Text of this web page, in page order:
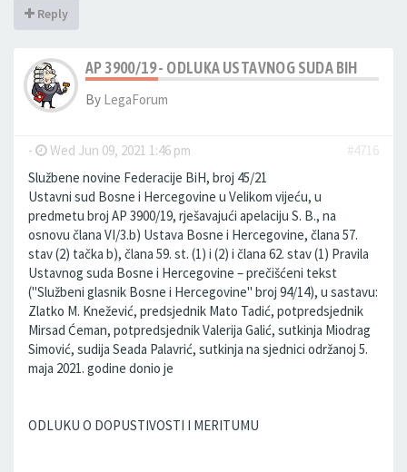
Reply
AP 3900/19 - ODLUKA USTAVNOG SUDA BIH
By LegaForum
- Wed Jun 09, 2021 1:46 pm
#4716
Službene novine Federacije BiH, broj 45/21
Ustavni sud Bosne i Hercegovine u Velikom vijeću, u
predmetu broj AP 3900/19, rješavajući apelaciju S. B., na
osnovu člana VI/3.b) Ustava Bosne i Hercegovine, člana 57.
stav (2) tačka b), člana 59. st. (1) i (2) i člana 62. stav (1) Pravila
Ustavnog suda Bosne i Hercegovine – prečišćeni tekst
("Službeni glasnik Bosne i Hercegovine" broj 94/14), u sastavu:
Zlatko M. Knežević, predsjednik Mato Tadić, potpredsjednik
Mirsad Ćeman, potpredsjednik Valerija Galić, sutkinja Miodrag
Simović, sudija Seada Palavrić, sutkinja na sjednici održanoj 5.
maja 2021. godine donio je
ODLUKU O DOPUSTIVOSTI I MERITUMU